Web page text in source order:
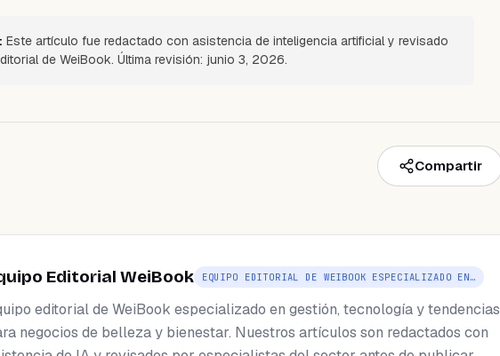
Este artículo fue redactado con asistencia de inteligencia artificial y revisado
de WeiBook. Última revisión: junio 3, 2026.
Compartir
Editorial WeiBook EQUIPO EDITORIAL DE WEIBOOK ESPECIALIZADO EN…
editorial de WeiBook especializado en gestión, tecnología y tendencias
negocios de belleza y bienestar. Nuestros artículos son redactados con